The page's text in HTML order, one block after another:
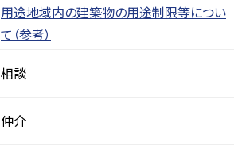
用途地域内の建築物の用途制限等につい
て（参考）
相談
仲介